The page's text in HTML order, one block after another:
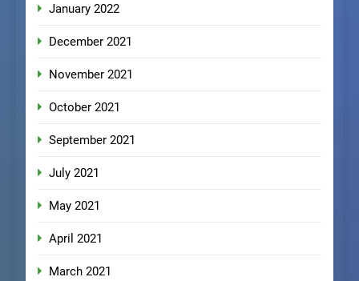
January 2022
December 2021
November 2021
October 2021
September 2021
July 2021
May 2021
April 2021
March 2021